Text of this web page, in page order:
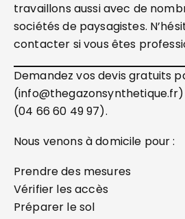
travaillons aussi avec de
sociétés de paysagistes.
contacter si vous êtes
Demandez vos devis gratuits
(04 66 60 49 97).
Nous venons à domicile pour :
Prendre des mesures
Vérifier les accès
Préparer le sol